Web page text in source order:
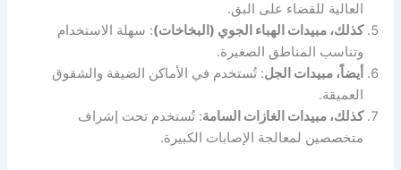
العالية للقضاء على البق.
كذلك، مبيدات الهباء الجوي (البخاخات): سهلة الاستخدام
وتناسب المناطق الصغيرة.
أيضاً، مبيدات الجل: تُستخدم في الأماكن الضيقة والشقوق
العميقة.
كذلك، مبيدات الغازات السامة: تُستخدم تحت إشراف
متخصصين لمعالجة الإصابات الكبيرة.